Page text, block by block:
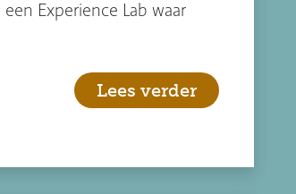
Experience Lab waar
Lees verder